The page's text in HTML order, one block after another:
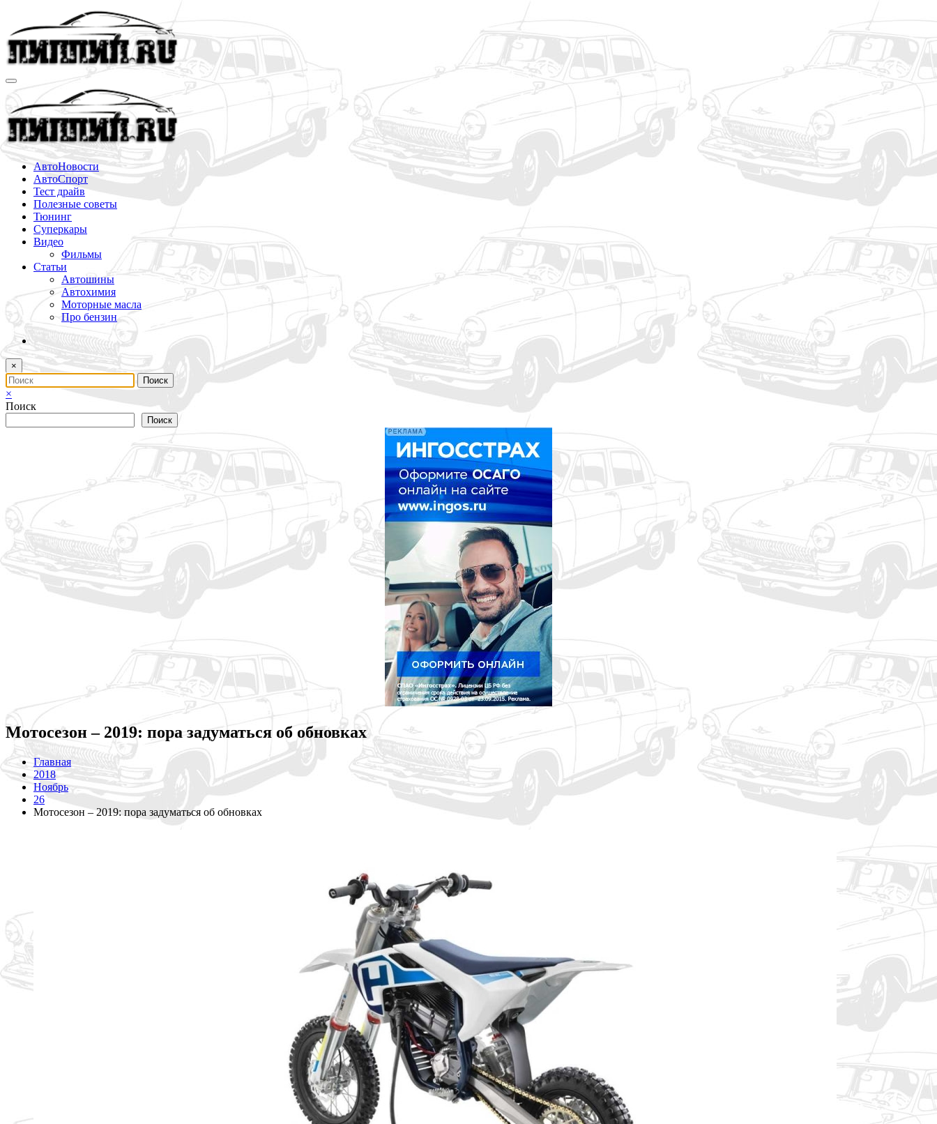
содержимому
АвтоНовости
АвтоСпорт
Тест драйв
Полезные советы
Тюнинг
Суперкары
Видео
Фильмы
Статьи
Автошины
Автохимия
Моторные масла
Про бензин
×
×
Поиск
Поиск
Мотосезон – 2019: пора задуматься об обновках
Главная
2018
Ноябрь
26
Мотосезон – 2019: пора задуматься об обновках